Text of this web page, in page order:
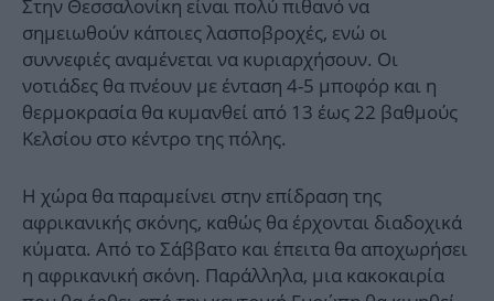
Στην Θεσσαλονίκη είναι πολύ πιθανό να
σημειωθούν κάποιες λασποβροχές, ενώ οι
συννεφιές αναμένεται να κυριαρχήσουν. Οι
νοτιάδες θα πνέουν με ένταση 4-5 μποφόρ και η
θερμοκρασία θα κυμανθεί από 13 έως 22 βαθμούς
Κελσίου στο κέντρο της πόλης.
Η χώρα θα παραμείνει στην επίδραση της
αφρικανικής σκόνης, καθώς θα έρχονται διαδοχικά
κύματα. Από το Σάββατο και έπειτα θα αποχωρήσει
η αφρικανική σκόνη. Παράλληλα, μια κακοκαιρία